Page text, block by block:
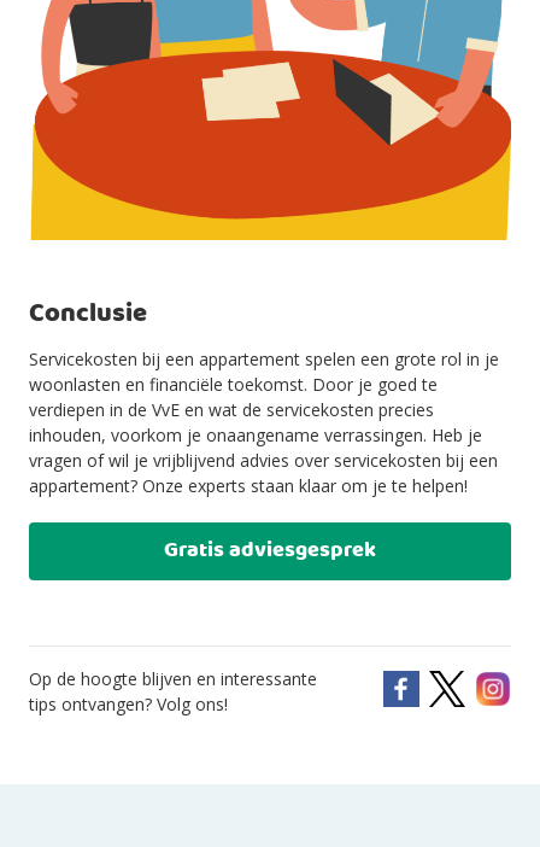
Conclusie
Servicekosten bij een appartement spelen een grote rol in je
woonlasten en financiële toekomst. Door je goed te
verdiepen in de VvE en wat de servicekosten precies
inhouden, voorkom je onaangename verrassingen. Heb je
vragen of wil je vrijblijvend advies over servicekosten bij een
appartement? Onze experts staan klaar om je te helpen!
Gratis adviesgesprek
Op de hoogte blijven en interessante
tips ontvangen? Volg ons!